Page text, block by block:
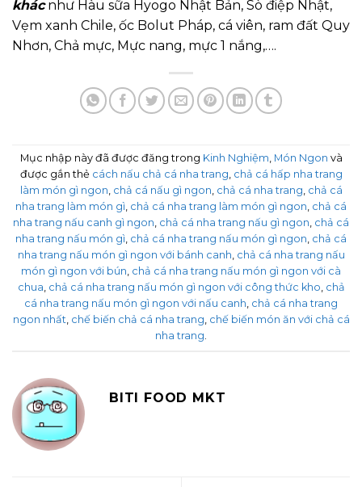
khácnhư Hàu sữa Hyogo Nhật Bản, Sò điệp Nhật,
Vẹm xanh Chile, ốc Bolut Pháp, cá viên, ram đất Quy
Nhơn, Chả mực, Mực nang, mực 1 nắng,….
Mục nhập này đã được đăng trong Kinh Nghiệm, Món Ngon và
được gắn thẻ cách nấu chả cá nha trang, chả cá hấp nha trang
làm món gì ngon, chả cá nấu gì ngon, chả cá nha trang, chả cá
nha trang làm món gì, chả cá nha trang làm món gì ngon, chả cá
nha trang nấu canh gì ngon, chả cá nha trang nấu gì ngon, chả cá
nha trang nấu món gì, chả cá nha trang nấu món gì ngon, chả cá
nha trang nấu món gì ngon với bánh canh, chả cá nha trang nấu
món gì ngon với bún, chả cá nha trang nấu món gì ngon với cà
chua, chả cá nha trang nấu món gì ngon với công thức kho, chả
cá nha trang nấu món gì ngon với nấu canh, chả cá nha trang
ngon nhất, chế biến chả cá nha trang, chế biến món ăn với chả cá
nha trang.
BITI FOOD MKT